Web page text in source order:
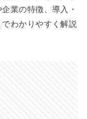
業の特徴、導入・
わかりやすく解説